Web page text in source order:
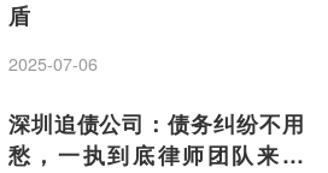
盾
2025-07-06
深圳追债公司：债务纠纷不用
愁，一执到底律师团队来解